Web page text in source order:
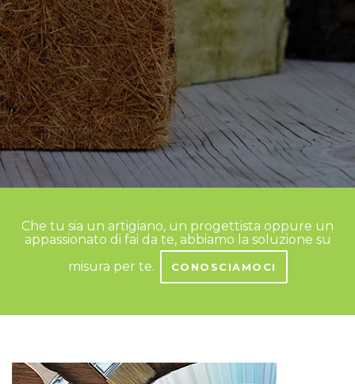
Che tu sia un artigiano, un progettista oppure un
appassionato di fai da te, abbiamo la soluzione su
misura per te.
CONOSCIAMOCI